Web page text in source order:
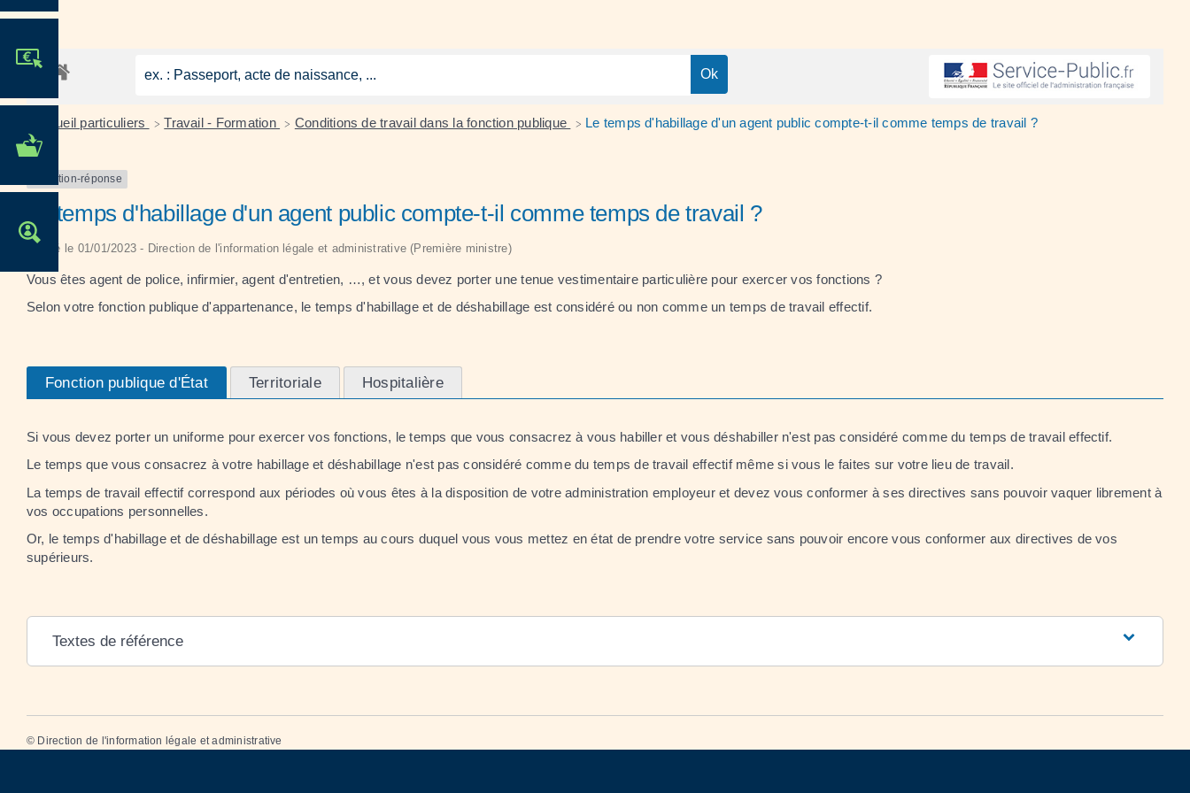
MES DÉMARCHES
OFFRES D'EMPLOI
Accueil particuliers > Travail - Formation > Conditions de travail dans la fonction publique > Le temps d'habillage d'un agent public compte-t-il comme temps de travail ?
Question-réponse
Le temps d'habillage d'un agent public compte-t-il comme temps de travail ?
Vérifié le 01/01/2023 - Direction de l'information légale et administrative (Première ministre)
Vous êtes agent de police, infirmier, agent d'entretien, …, et vous devez porter une tenue vestimentaire particulière pour exercer vos fonctions ?
Selon votre fonction publique d'appartenance, le temps d'habillage et de déshabillage est considéré ou non comme un temps de travail effectif.
Fonction publique d'État Territoriale Hospitalière
Si vous devez porter un uniforme pour exercer vos fonctions, le temps que vous consacrez à vous habiller et vous déshabiller n'est pas considéré comme du temps de travail effectif.
Le temps que vous consacrez à votre habillage et déshabillage n'est pas considéré comme du temps de travail effectif même si vous le faites sur votre lieu de travail.
La temps de travail effectif correspond aux périodes où vous êtes à la disposition de votre administration employeur et devez vous conformer à ses directives sans pouvoir vaquer librement à
vos occupations personnelles.
Or, le temps d'habillage et de déshabillage est un temps au cours duquel vous vous mettez en état de prendre votre service sans pouvoir encore vous conformer aux directives de vos
supérieurs.
Textes de référence
© Direction de l'information légale et administrative